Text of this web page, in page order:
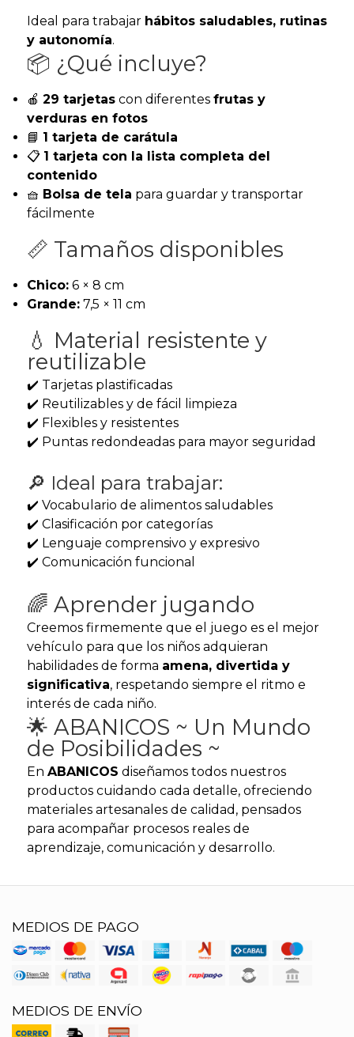
Ideal para trabajar hábitos saludables, rutinas
y autonomía.
📦 ¿Qué incluye?
🍎 29 tarjetascon diferentes frutas y
verduras en fotos
📘 1 tarjeta de carátula
📋 1 tarjeta con la lista completa del
contenido
🧺 Bolsa de tela para guardar y transportar
fácilmente
📏 Tamaños disponibles
Chico:6 × 8 cm
Grande:7,5 × 11 cm
💧 Material resistente y
reutilizable
✔️ Tarjetas plastificadas
✔️ Reutilizables y de fácil limpieza
✔️ Flexibles y resistentes
✔️ Puntas redondeadas para mayor seguridad
🔎 Ideal para trabajar:
✔️ Vocabulario de alimentos saludables
✔️ Clasificación por categorías
✔️ Lenguaje comprensivo y expresivo
✔️ Comunicación funcional
🌈 Aprender jugando
Creemos firmemente que el juego es el mejor
vehículo para que los niños adquieran
habilidades de forma amena, divertida y
significativa, respetando siempre el ritmo e
interés de cada niño.
🌟 ABANICOS ~ Un Mundo
de Posibilidades ~
En ABANICOS diseñamos todos nuestros
productos cuidando cada detalle, ofreciendo
materiales artesanales de calidad, pensados
para acompañar procesos reales de
aprendizaje, comunicación y desarrollo.
MEDIOS DE PAGO
MEDIOS DE ENVÍO